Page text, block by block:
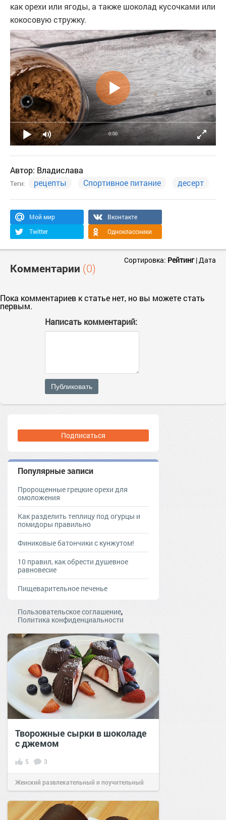
как орехи или ягоды, а также шоколад кусочками или
кокосовую стружку.
0:00
Автор: Владислава
Теги: рецепты Спортивное питание десерт
Мой мир
Вконтакте
Twitter
Одноклассники
Комментарии (0)
Сортировка: Рейтинг|Дата
Пока комментариев к статье нет, но вы можете стать
первым.
Написать комментарий:
Публиковать
Подписаться
Популярные записи
Пророщенные грецкие орехи для
омоложения
Как разделить теплицу под огурцы и
помидоры правильно
Финиковые батончики с кунжутом!
10 правил, как обрести душевное
равновесие
Пищеварительное печенье
Пользовательское соглашение,
Политика конфиденциальности
Творожные сырки в шоколаде
с джемом
5 3
Женский развлекательный и поучительный
сайт.20:2525 фев 2024